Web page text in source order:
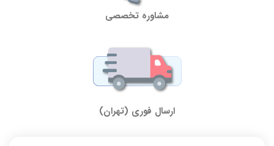
مشاوره تخصصی
ارسال فوری (تهران)